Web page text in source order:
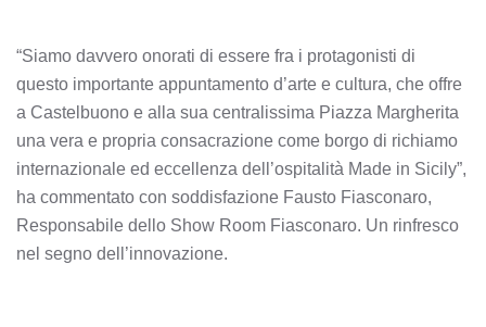
“Siamo davvero onorati di essere fra i protagonisti di
questo importante appuntamento d’arte e cultura, che offre
a Castelbuono e alla sua centralissima Piazza Margherita
una vera e propria consacrazione come borgo di richiamo
internazionale ed eccellenza dell’ospitalità Made in Sicily”,
ha commentato con soddisfazione Fausto Fiasconaro,
Responsabile dello Show Room Fiasconaro. Un rinfresco
nel segno dell’innovazione.